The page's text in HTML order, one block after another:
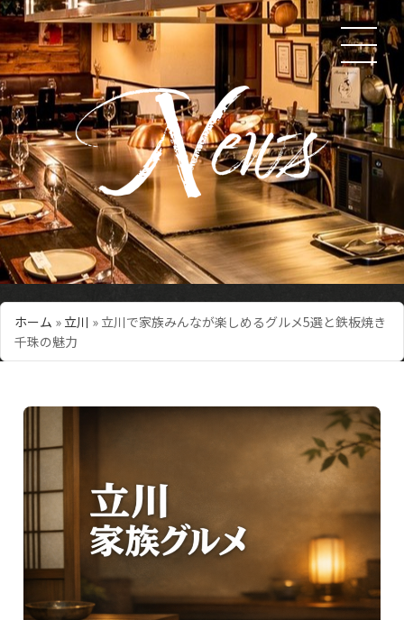
ホーム » 立川 » 立川で家族みんなが楽しめるグルメ5選と鉄板焼き
千珠の魅力